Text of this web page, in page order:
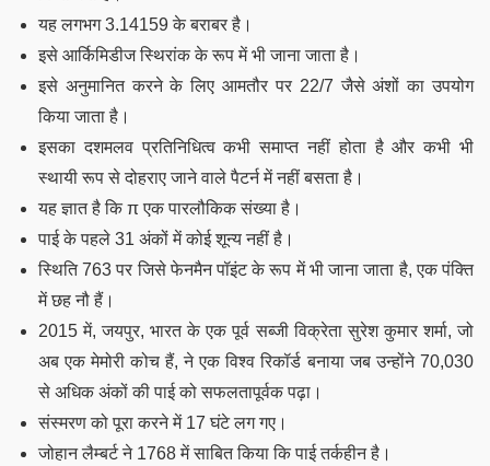
यह लगभग 3.14159 के बराबर है।
इसे आर्किमिडीज स्थिरांक के रूप में भी जाना जाता है।
इसे अनुमानित करने के लिए आमतौर पर 22/7 जैसे अंशों का उपयोग
किया जाता है।
इसका दशमलव प्रतिनिधित्व कभी समाप्त नहीं होता है और कभी भी
स्थायी रूप से दोहराए जाने वाले पैटर्न में नहीं बसता है।
यह ज्ञात है कि π एक पारलौकिक संख्या है।
पाई के पहले 31 अंकों में कोई शून्य नहीं है।
स्थिति 763 पर जिसे फेनमैन पॉइंट के रूप में भी जाना जाता है, एक पंक्ति
में छह नौ हैं।
2015 में, जयपुर, भारत के एक पूर्व सब्जी विक्रेता सुरेश कुमार शर्मा, जो
अब एक मेमोरी कोच हैं, ने एक विश्व रिकॉर्ड बनाया जब उन्होंने 70,030
से अधिक अंकों की पाई को सफलतापूर्वक पढ़ा।
संस्मरण को पूरा करने में 17 घंटे लग गए।
जोहान लैम्बर्ट ने 1768 में साबित किया कि पाई तर्कहीन है।